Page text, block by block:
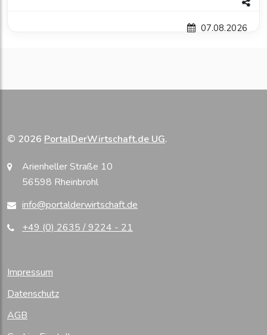
07.08.2026
© 2026 PortalDerWirtschaft.de UG.
Arienheller Straße 10
56598 Rheinbrohl
info@portalderwirtschaft.de
+49 (0) 2635 / 9224 - 21
Impressum
Datenschutz
AGB